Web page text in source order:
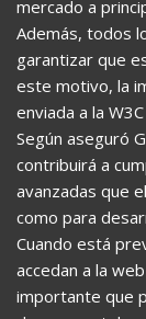
mercado a
Además, todos
garantizar que
este motivo, la
enviada a la
Según aseguró
contribuirá a
avanzadas que
como para
Cuando está
accedan a la
importante que